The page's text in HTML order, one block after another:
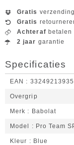
Gratis
Gratis
Achteraf betalen
2 jaar garantie
Specificaties
EAN
Overgrip
Merk Babolat
Model Pro Team
Kleur Blue